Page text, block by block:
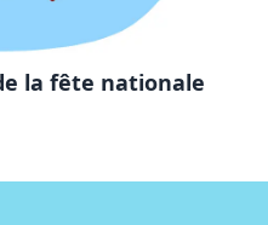
la fête nationale